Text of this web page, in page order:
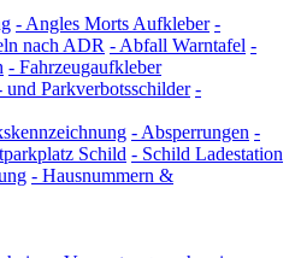
- Angles Morts Aufkleber -
nach ADR - Abfall Warntafel -
- Fahrzeugaufkleber
und Parkverbotsschilder -
- Absperrungen -
Schild - Schild Ladestation
- Hausnummern &